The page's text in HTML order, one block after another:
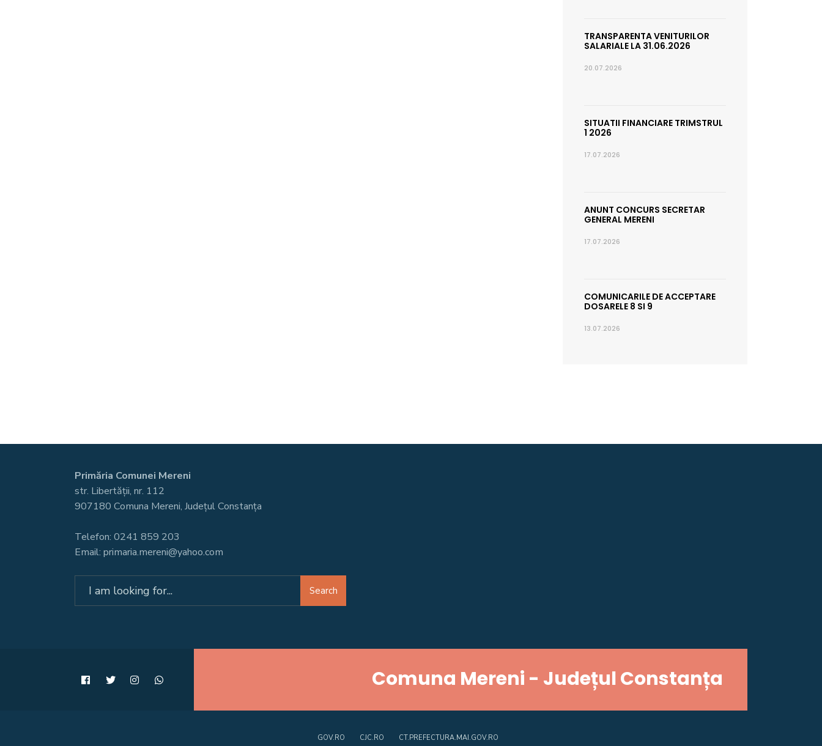
TRANSPARENTA VENITURILOR
SALARIALE LA 31.06.2026
20.07.2026
SITUATII FINANCIARE TRIMSTRUL
1 2026
17.07.2026
ANUNT CONCURS SECRETAR
GENERAL MERENI
17.07.2026
COMUNICARILE DE ACCEPTARE
DOSARELE 8 SI 9
13.07.2026
Primăria Comunei Mereni
str. Libertății, nr. 112
907180 Comuna Mereni, Județul Constanța
Telefon: 0241 859 203
Email: primaria.mereni@yahoo.com
Search
Comuna Mereni - Județul Constanța
GOV.RO CJC.RO CT.PREFECTURA.MAI.GOV.RO